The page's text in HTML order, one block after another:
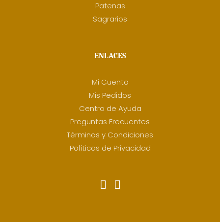
Patenas
Sagrarios
ENLACES
Mi Cuenta
Mis Pedidos
Centro de Ayuda
Preguntas Frecuentes
Términos y Condiciones
Políticas de Privacidad